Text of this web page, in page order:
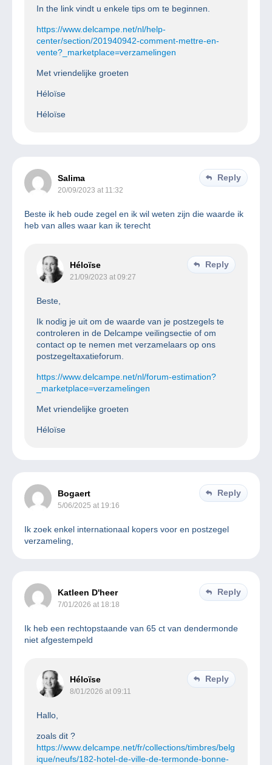
In the link vindt u enkele tips om te beginnen.
https://www.delcampe.net/nl/help-
center/section/201940942-comment-mettre-en-
vente?_marketplace=verzamelingen
Met vriendelijke groeten
Héloïse
Héloïse
Salima
20/09/2023 at 11:32
Reply
Beste ik heb oude zegel en ik wil weten zijn die waarde ik
heb van alles waar kan ik terecht
Héloïse
21/09/2023 at 09:27
Reply
Beste,
Ik nodig je uit om de waarde van je postzegels te
controleren in de Delcampe veilingsectie of om
contact op te nemen met verzamelaars op ons
postzegeltaxatieforum.
https://www.delcampe.net/nl/forum-estimation?
_marketplace=verzamelingen
Met vriendelijke groeten
Héloïse
Bogaert
5/06/2025 at 19:16
Reply
Ik zoek enkel internationaal kopers voor en postzegel
verzameling,
Katleen D'heer
7/01/2026 at 18:18
Reply
Ik heb een rechtopstaande van 65 ct van dendermonde
niet afgestempeld
Héloïse
8/01/2026 at 09:11
Reply
Hallo,
zoals dit ?
https://www.delcampe.net/fr/collections/timbres/belg
ique/neufs/182-hotel-de-ville-de-termonde-bonne-